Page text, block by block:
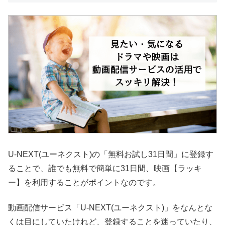
U-NEXT(ユーネクスト)の「無料お試し31日間」に登録す
ることで、誰でも無料で簡単に31日間、映画【ラッキ
ー】を利用することがポイントなのです。
動画配信サービス「U-NEXT(ユーネクスト)」をなんとな
くは目にしていたけれど、登録することを迷っていたり、